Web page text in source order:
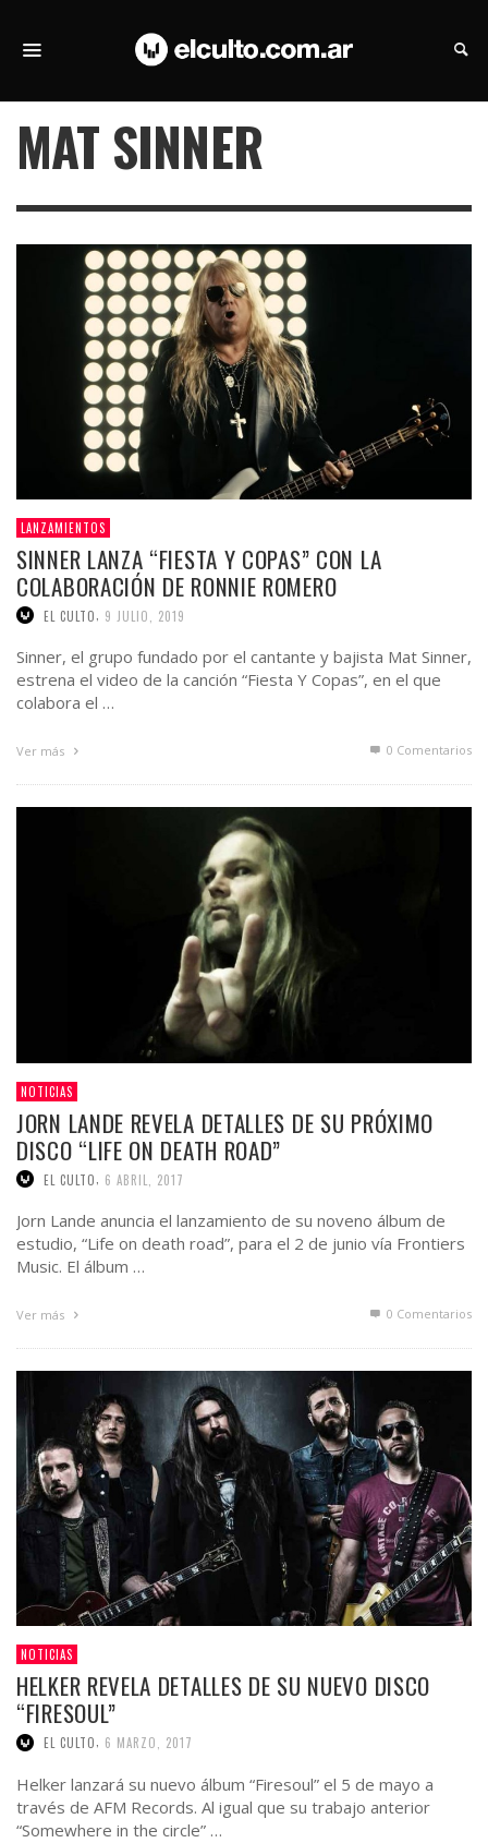
MAT SINNER
LANZAMIENTOS
SINNER LANZA “FIESTA Y COPAS” CON LA
COLABORACIÓN DE RONNIE ROMERO
EL CULTO 9 JULIO, 2019
Sinner, el grupo fundado por el cantante y bajista Mat Sinner,
estrena el video de la canción “Fiesta Y Copas”, en el que
colabora el …
Ver más 0 Comentarios
NOTICIAS
JORN LANDE REVELA DETALLES DE SU PRÓXIMO
DISCO “LIFE ON DEATH ROAD”
EL CULTO 6 ABRIL, 2017
Jorn Lande anuncia el lanzamiento de su noveno álbum de
estudio, “Life on death road”, para el 2 de junio vía Frontiers
Music. El álbum …
Ver más 0 Comentarios
NOTICIAS
HELKER REVELA DETALLES DE SU NUEVO DISCO
“FIRESOUL”
EL CULTO, 6 MARZO, 2017
Helker lanzará su nuevo álbum “Firesoul” el 5 de mayo a
través de AFM Records. Al igual que su trabajo anterior
“Somewhere in the circle” …